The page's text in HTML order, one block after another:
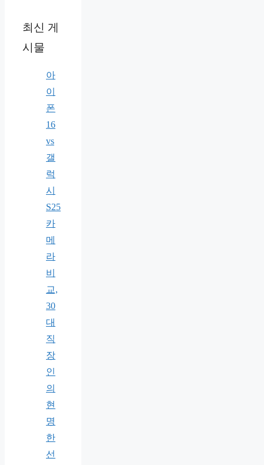
최신 게
시물
아
이
폰
16
vs
갤
럭
시
S25
카
메
라
비
교,
30
대
직
장
인
의
현
명
한
선